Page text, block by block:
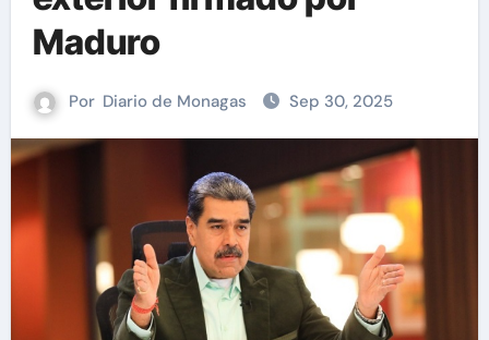
Maduro
Por Diario de Monagas Sep 30, 2025